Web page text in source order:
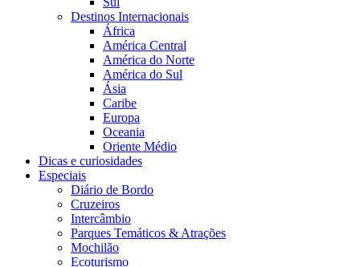
Destinos Internacionais
África
América Central
América do Norte
América do Sul
Ásia
Caribe
Europa
Oceania
Oriente Médio
Dicas e curiosidades
Especiais
Diário de Bordo
Cruzeiros
Intercâmbio
Parques Temáticos & Atrações
Mochilão
Ecoturismo